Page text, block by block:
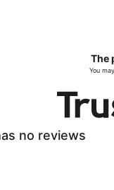
The
You
no reviews